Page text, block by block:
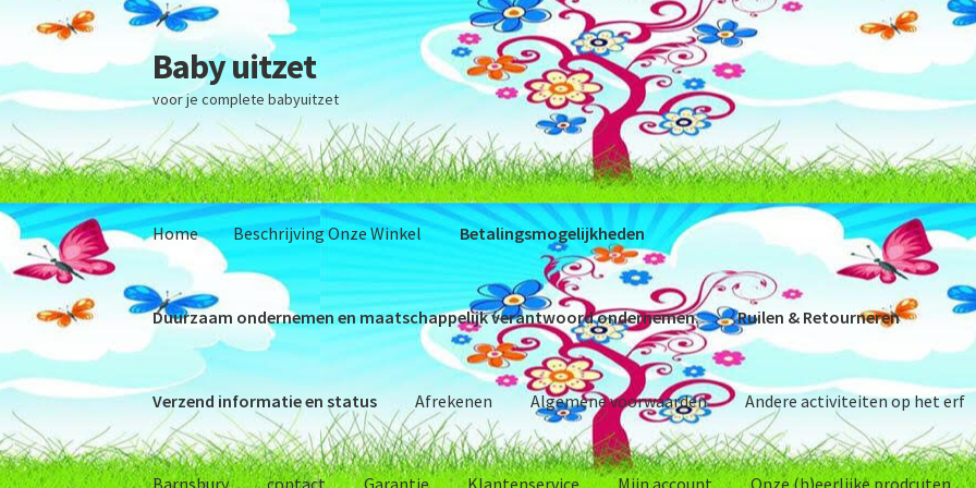
Ga
door
naar
navigatie
Ga
naar
de
inhoud
Baby uitzet
voor je complete babyuitzet
Home Beschrijving Onze Winkel Betalingsmogelijkheden
Duurzaam ondernemen en maatschappelijk verantwoord ondernemen. Ruilen & Retourneren
Verzend informatie en status Afrekenen Algemene voorwaarden Andere activiteiten op het erf